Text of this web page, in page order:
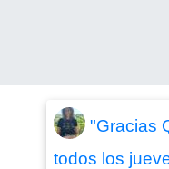
"Gracias
todos los